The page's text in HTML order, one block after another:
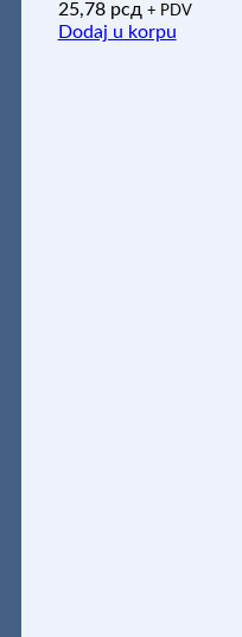
25,78 рсд + PDV
Dodaj u korpu